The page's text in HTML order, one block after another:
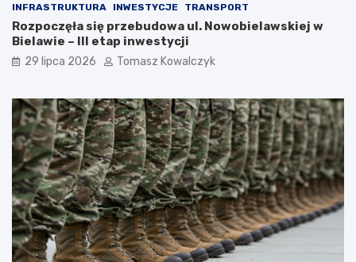
INFRASTRUKTURA INWESTYCJE TRANSPORT
Rozpoczęła się przebudowa ul. Nowobielawskiej w
Bielawie – III etap inwestycji
29 lipca 2026 Tomasz Kowalczyk